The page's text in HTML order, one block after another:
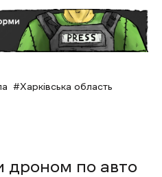
Харківська область
дроном по авто